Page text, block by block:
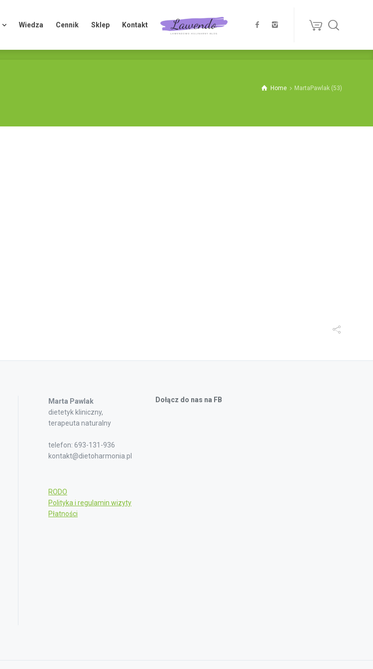
Wiedza Cennik Sklep Kontakt
Home MartaPawlak (53)
Marta Pawlak
dietetyk kliniczny,
terapeuta naturalny
telefon: 693-131-936
kontakt@dietoharmonia.pl
RODO
Polityka i regulamin wizyty
Płatności
Dołącz do nas na FB